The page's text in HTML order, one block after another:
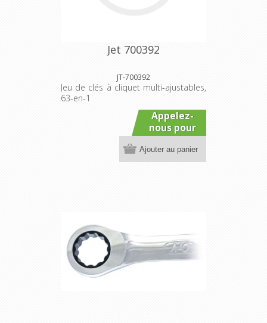
Jet 700392
JT-700392
Jeu de clés à cliquet multi-ajustables,
63-en-1
Appelez-
nous pour
connaître
le prix
Ajouter au panier